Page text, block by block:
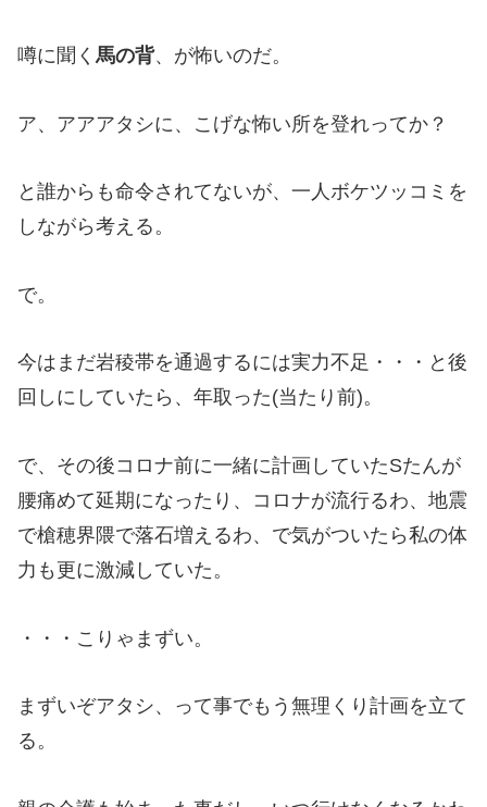
噂に聞く 馬の背、が怖いのだ。
ア、アアアタシに、こげな怖い所を登れってか？
と誰からも命令されてないが、一人ボケツッコミを
しながら考える。
で。
今はまだ岩稜帯を通過するには実力不足・・・と後
回しにしていたら、年取った(当たり前)。
で、その後コロナ前に一緒に計画していたSたんが
腰痛めて延期になったり、コロナが流行るわ、地震
で槍穂界隈で落石増えるわ、で気がついたら私の体
力も更に激減していた。
・・・こりゃまずい。
まずいぞアタシ、って事でもう無理くり計画を立て
る。